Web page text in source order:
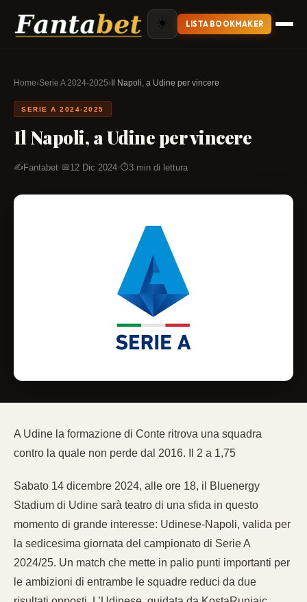
☀️ LISTA BOOKMAKER
Home›Serie A 2024-2025› Il Napoli, a Udine per vincere
SERIE A 2024-2025
Il Napoli, a Udine per vincere
✍️Fantabet· 📅12 Dic 2024·⏱️3 min di lettura
A Udine la formazione di Conte ritrova una squadra
contro la quale non perde dal 2016. Il 2 a 1,75
Sabato 14 dicembre 2024, alle ore 18, il Bluenergy
Stadium di Udine sarà teatro di una sfida in questo
momento di grande interesse: Udinese-Napoli, valida per
la sedicesima giornata del campionato di Serie A
2024/25. Un match che mette in palio punti importanti per
le ambizioni di entrambe le squadre reduci da due